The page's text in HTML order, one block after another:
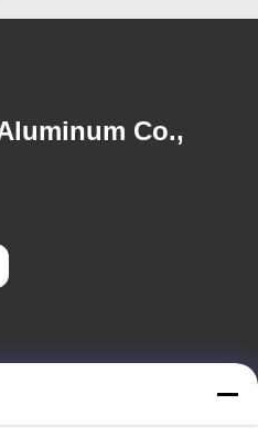
Co.,